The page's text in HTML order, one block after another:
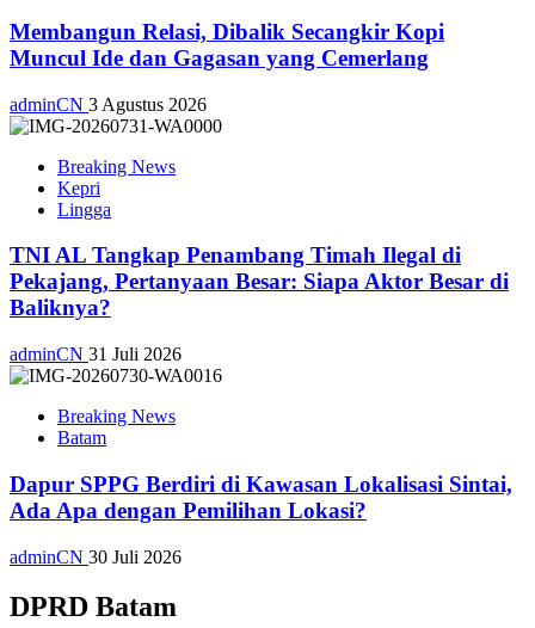
Membangun Relasi, Dibalik Secangkir Kopi
Muncul Ide dan Gagasan yang Cemerlang
adminCN 3 Agustus 2026
Breaking News
Kepri
Lingga
TNI AL Tangkap Penambang Timah Ilegal di
Pekajang, Pertanyaan Besar: Siapa Aktor Besar di
Baliknya?
adminCN 31 Juli 2026
Breaking News
Batam
Dapur SPPG Berdiri di Kawasan Lokalisasi Sintai,
Ada Apa dengan Pemilihan Lokasi?
adminCN 30 Juli 2026
DPRD Batam